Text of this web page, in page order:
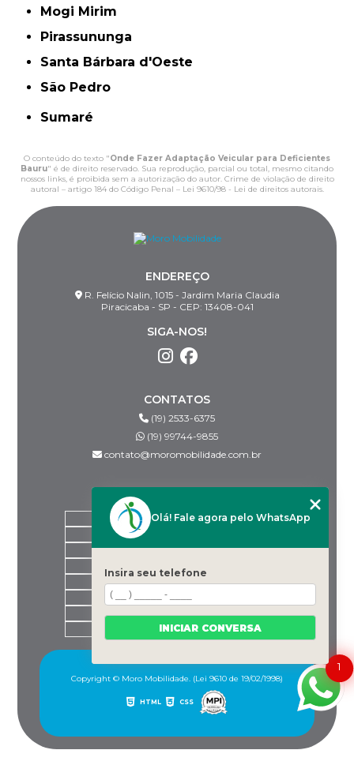
Mogi Mirim
Pirassununga
Santa Bárbara d'Oeste
São Pedro
Sumaré
O conteúdo do texto "Onde Fazer Adaptação Veicular para Deficientes
Bauru" é de direito reservado. Sua reprodução, parcial ou total, mesmo citando
nossos links, é proibida sem a autorização do autor. Crime de violação de direito
autoral – artigo 184 do Código Penal – Lei 9610/98 - Lei de direitos autorais.
ENDEREÇO
R. Felício Nalin, 1015 - Jardim Maria Claudia
Piracicaba - SP - CEP: 13408-041
SIGA-NOS!
CONTATOS
(19) 2533-6375
(19) 99744-9855
contato@moromobilidade.com.br
HOME
PRODUTOS
DESPACHANTES PARCEIROS
CONTATO
CATEGORIAS
MAPA DO SITE
Copyright © Moro Mobilidade. (Lei 9610 de 19/02/1998)
HTML CSS
1
Olá! Fale agora pelo WhatsApp
Insira seu telefone
INICIAR CONVERSA